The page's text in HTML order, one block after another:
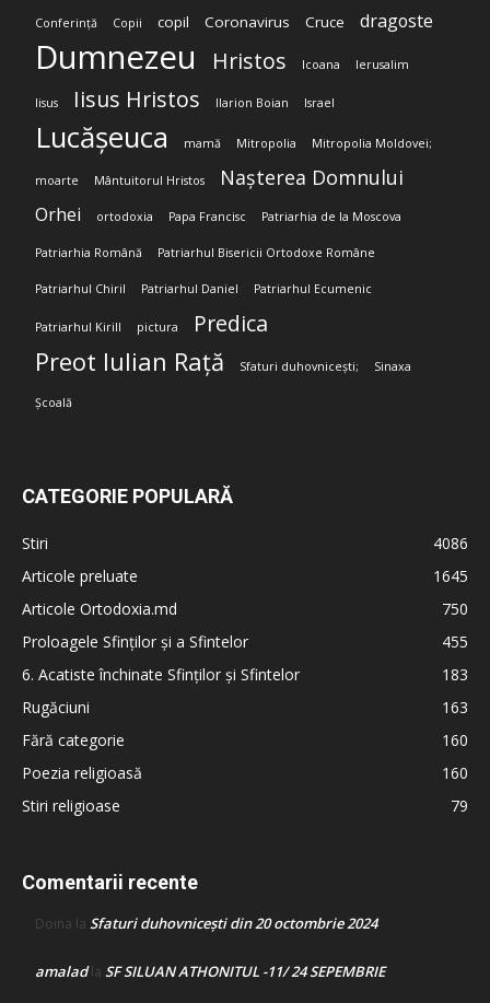
Conferință Copii copil Coronavirus Cruce dragoste
Dumnezeu Hristos Icoana Ierusalim
Iisus Iisus Hristos Ilarion Boian Israel
Lucășeuca mamă Mitropolia Mitropolia Moldovei;
moarte Mântuitorul Hristos Nașterea Domnului
Orhei ortodoxia Papa Francisc Patriarhia de la Moscova
Patriarhia Română Patriarhul Bisericii Ortodoxe Române
Patriarhul Chiril Patriarhul Daniel Patriarhul Ecumenic
Patriarhul Kirill pictura Predica
Preot Iulian Rață Sfaturi duhovnicești; Sinaxa
Școală
CATEGORIE POPULARĂ
Stiri
4086
Articole preluate
1645
Articole Ortodoxia.md
750
Proloagele Sfinților și a Sfintelor
455
6. Acatiste închinate Sfinților și Sfintelor
183
Rugăciuni
163
Fără categorie
160
Poezia religioasă
160
Stiri religioase
79
Comentarii recente
Doina la Sfaturi duhovnicești din 20 octombrie 2024
amaladla SF SILUAN ATHONITUL -11/ 24 SEPEMBRIE